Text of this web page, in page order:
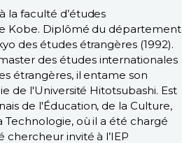
la faculté d’études
Kobe. Diplômé du département
des études étrangères (1992).
des études internationales
étrangères, il entame son
de l'Université Hitotsubashi. Est
de l'Éducation, de la Culture,
Technologie, où il a été chargé
invité à l’IEP